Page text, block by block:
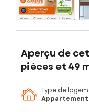
Aperçu de
pièces et 49
Type de
Appartement